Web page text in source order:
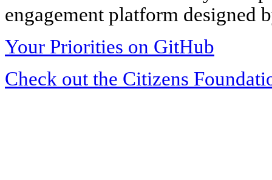
engagement platform designed
Your Priorities on GitHub
Check out the Citizens